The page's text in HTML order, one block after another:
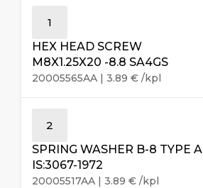
1
HEX HEAD SCREW
M8X1.25X20 -8.8 SA4GS
20005565AA | 3.89 € /kpl
2
SPRING WASHER B-8 TYPE A
IS:3067-1972
20005517AA | 3.89 € /kpl